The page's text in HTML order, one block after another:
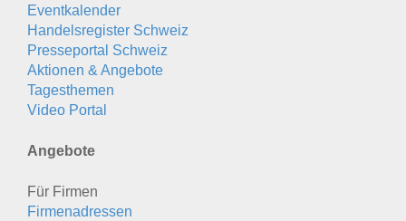
Eventkalender
Handelsregister Schweiz
Presseportal Schweiz
Aktionen & Angebote
Tagesthemen
Video Portal
Angebote
Für Firmen
Firmenadressen